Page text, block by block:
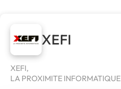
XEFI
XEFI,
LA PROXIMITE INFORMATIQUE